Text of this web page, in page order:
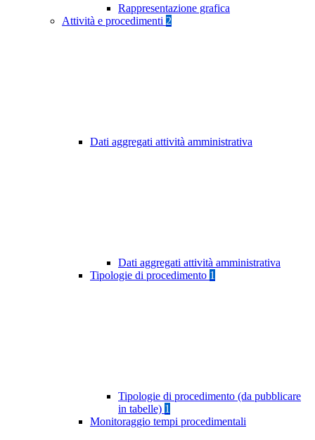
Rappresentazione grafica
Attività e procedimenti 2
Dati aggregati attività amministrativa
Dati aggregati attività amministrativa
Tipologie di procedimento 1
Tipologie di procedimento (da pubblicare
in tabelle) 1
Monitoraggio tempi procedimentali